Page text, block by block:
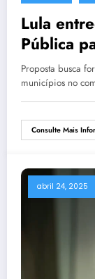
Lula
Pública para tramitação no
Proposta busca
municípios no
Consulte Mais
abril 24, 2025